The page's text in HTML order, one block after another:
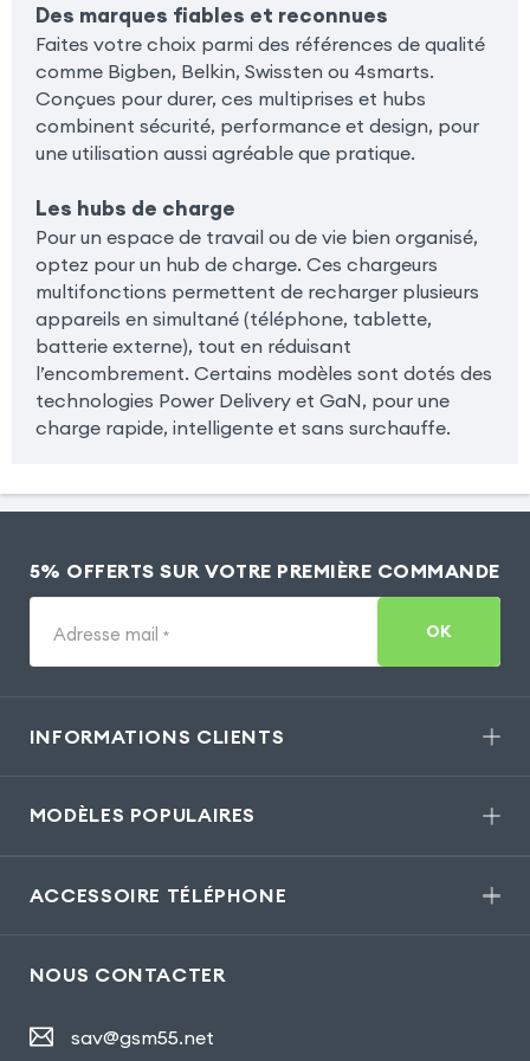
Des marques fiables et reconnues
Faites votre choix parmi des références de qualité
comme Bigben, Belkin, Swissten ou 4smarts.
Conçues pour durer, ces multiprises et hubs
combinent sécurité, performance et design, pour
une utilisation aussi agréable que pratique.
Les hubs de charge
Pour un espace de travail ou de vie bien organisé,
optez pour un hub de charge. Ces chargeurs
multifonctions permettent de recharger plusieurs
appareils en simultané (téléphone, tablette,
batterie externe), tout en réduisant
l’encombrement. Certains modèles sont dotés des
technologies Power Delivery et GaN, pour une
charge rapide, intelligente et sans surchauffe.
5% OFFERTS SUR VOTRE PREMIÈRE COMMANDE
Adresse mail * OK
INFORMATIONS CLIENTS
MODÈLES POPULAIRES
ACCESSOIRE TÉLÉPHONE
NOUS CONTACTER
sav@gsm55.net